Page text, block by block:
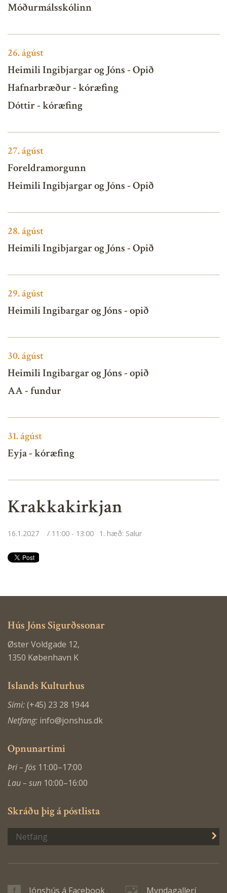
Móðurmálsskólinn
26.ágúst
Heimili Ingibjargar og Jóns - Opið
Hafnarbræður - kóræfing
Dóttir - kóræfing
27.ágúst
Foreldramorgunn
Heimili Ingibjargar og Jóns - Opið
28.ágúst
Heimili Ingibjargar og Jóns - Opið
29.ágúst
Heimili Ingibargar og Jóns - opið
30.ágúst
Heimili Ingibargar og Jóns - opið
AA - fundur
31.ágúst
Eyja - kóræfing
Krakkakirkjan
16.1.2027 11:00 - 13:00 1. hæð: Salur
Hús Jóns Sigurðssonar
Øster Voldgade 12,
1350 København K
Islands Kulturhus
Sími:(+45) 23 28 1944
Netfang: info@jonshus.dk
Opnunartími
Þri – fös 11:00–17:00
Lau – sun 10:00–16:00
Skráðu þig á póstlista
Jónshús á Facebook Myndagallerí